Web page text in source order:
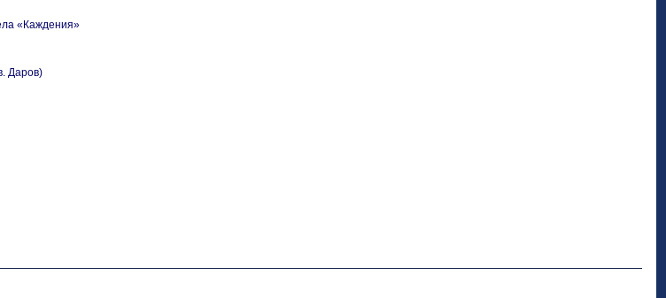
«Каждения»
Даров)